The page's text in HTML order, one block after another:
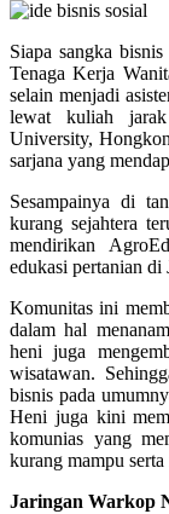
Siapa sangka
Tenaga Kerja
selain menjadi
lewat kuliah
University,
sarjana yang
Sesampainya di
kurang sejahtera
mendirikan
edukasi pertanian di
Komunitas ini
dalam hal
heni juga
wisatawan.
bisnis pada
Heni juga kini
komunias yang
kurang mampu
Jaringan Warkop